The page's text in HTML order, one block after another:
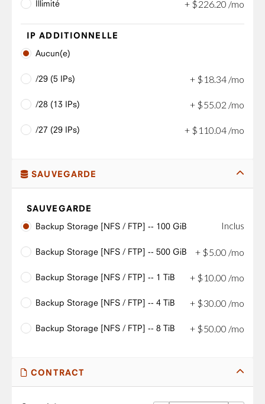
Illimité + $226 20 /mo
IP ADDITIONNELLE
Aucun(e)
/29 (5 IPs) + $ 18.34 /mo
/28 (13 IPs) + $55.02 /mo
/27 (29 IPs) + $ 110 04 /mo
SAUVEGARDE
SAUVEGARDE
Backup Storage [NFS / FTP] -- 100 GiB
Inclus
Backup Storage [NFS / FTP] -- 500 GiB + $5.00 /mo
Backup Storage [NFS / FTP] -- 1 TiB + $ 10.00 /mo
Backup Storage [NFS / FTP] -- 4 TiB + $30 00 /mo
Backup Storage [NFS / FTP] -- 8 TiB + $50 00 /mo
CONTRACT